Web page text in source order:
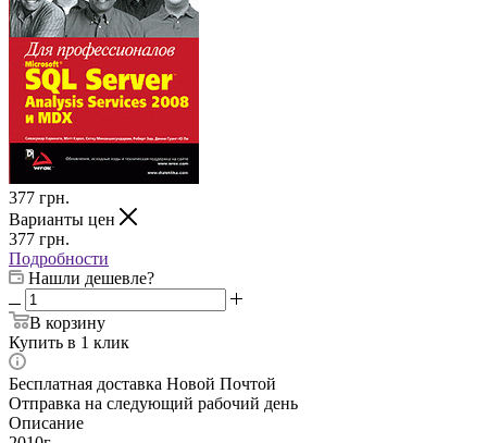
377 грн.
Варианты цен
377 грн.
Подробности
Нашли дешевле?
В корзину
Купить в 1 клик
Бесплатная доставка Новой Почтой
Отправка на следующий рабочий день
Описание